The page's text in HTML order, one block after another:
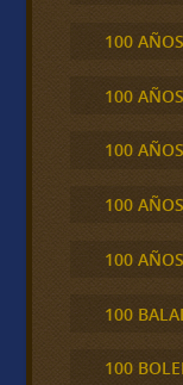
100
100
100
100
100
100
100